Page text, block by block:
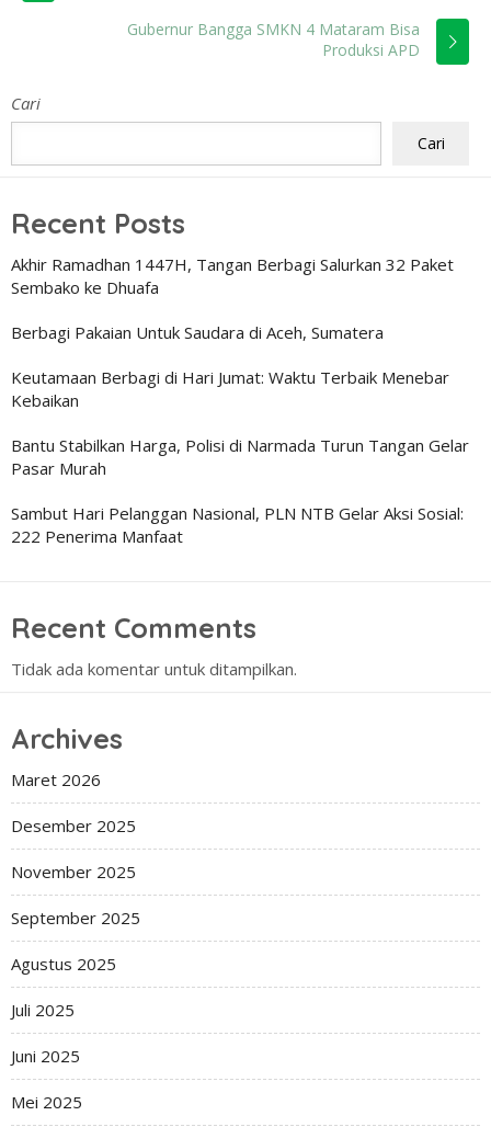
Gubernur Bangga SMKN 4 Mataram Bisa
Produksi APD
Cari
Cari
Recent Posts
Akhir Ramadhan 1447H, Tangan Berbagi Salurkan 32 Paket
Sembako ke Dhuafa
Berbagi Pakaian Untuk Saudara di Aceh, Sumatera
Keutamaan Berbagi di Hari Jumat: Waktu Terbaik Menebar
Kebaikan
Bantu Stabilkan Harga, Polisi di Narmada Turun Tangan Gelar
Pasar Murah
Sambut Hari Pelanggan Nasional, PLN NTB Gelar Aksi Sosial:
222 Penerima Manfaat
Recent Comments
Tidak ada komentar untuk ditampilkan.
Archives
Maret 2026
Desember 2025
November 2025
September 2025
Agustus 2025
Juli 2025
Juni 2025
Mei 2025